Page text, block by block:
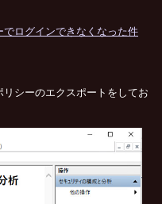
でログインできなくなった件
シーのエクスポートをしてお